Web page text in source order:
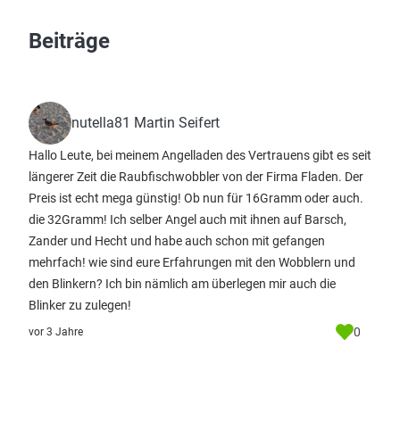
Beiträge
nutella81 Martin Seifert
Hallo Leute, bei meinem Angelladen des Vertrauens gibt es seit
längerer Zeit die Raubfischwobbler von der Firma Fladen. Der
Preis ist echt mega günstig! Ob nun für 16Gramm oder auch.
die 32Gramm! Ich selber Angel auch mit ihnen auf Barsch,
Zander und Hecht und habe auch schon mit gefangen
mehrfach! wie sind eure Erfahrungen mit den Wobblern und
den Blinkern? Ich bin nämlich am überlegen mir auch die
Blinker zu zulegen!
vor 3 Jahre 0